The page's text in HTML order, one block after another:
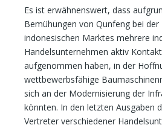
Es ist erwähnenswert, dass
Bemühungen von Qunfeng bei der
indonesischen Marktes mehrere
Handelsunternehmen aktiv
aufgenommen haben, in der
wettbewerbsfähige
sich an der Modernisierung der
könnten. In den letzten Ausgaben
Vertreter verschiedener